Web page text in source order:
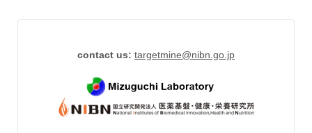
contact us: targetmine@nibn.go.jp